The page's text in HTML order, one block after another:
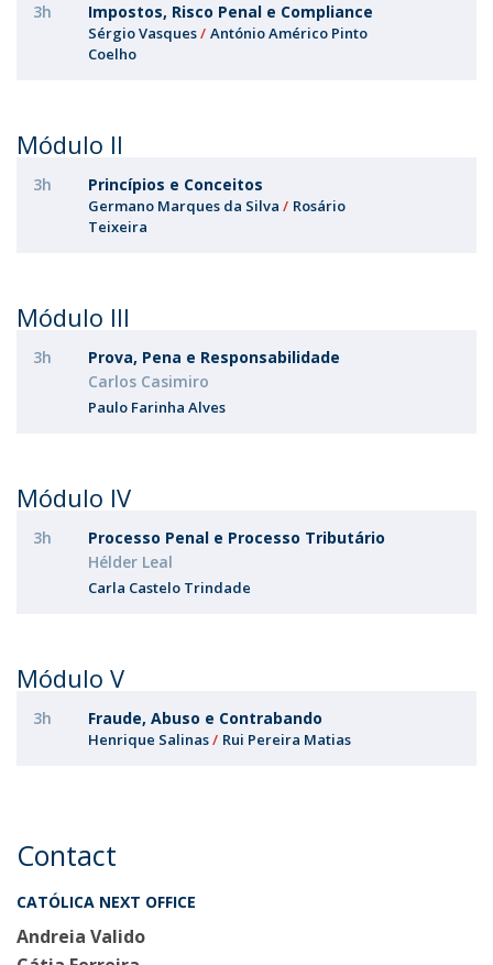
3h Impostos, Risco Penal e Compliance
Sérgio Vasques
António Américo Pinto
Coelho
Módulo II
3h Princípios e Conceitos
Germano Marques da Silva
Rosário
Teixeira
Módulo III
3h
Prova, Pena e Responsabilidade
Carlos Casimiro
Paulo Farinha Alves
Módulo IV
3h
Processo Penal e Processo Tributário
Hélder Leal
Carla Castelo Trindade
Módulo V
3h Fraude, Abuso e Contrabando
Henrique Salinas Rui Pereira Matias
Contact
CATÓLICA NEXT OFFICE
Andreia Valido